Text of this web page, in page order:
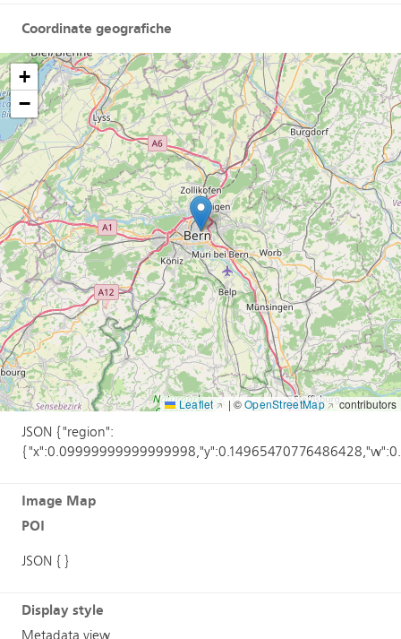
Coordinate geografiche
+
−
Leaflet | ©OpenStreetMap contributors
Annotations
POI
JSON {"region":
Image Map
POI
JSON {}
Display style
Metadata view